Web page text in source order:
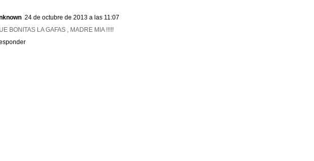
24 de octubre de 2013 a las 11:07
BONITAS LA GAFAS , MADRE MIA !!!!!